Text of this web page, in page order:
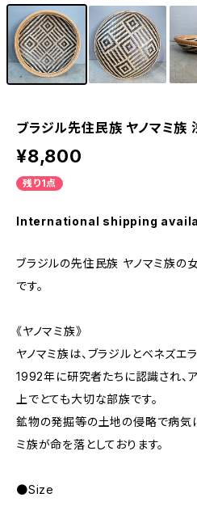
ブラジル先住民族 ヤノマミ族
¥8,800
残り1点
International shipping
ブラジルの先住民族 ヤノマミ族の
です。
《ヤノマミ族》
ヤノマミ族は、ブラジルとベネズエ
1992年に研究者たちに認識され、
上でとても大切な部族です。
鉱物の発掘等の土地の侵略で病気
ミ族が命を落としております。
●Size